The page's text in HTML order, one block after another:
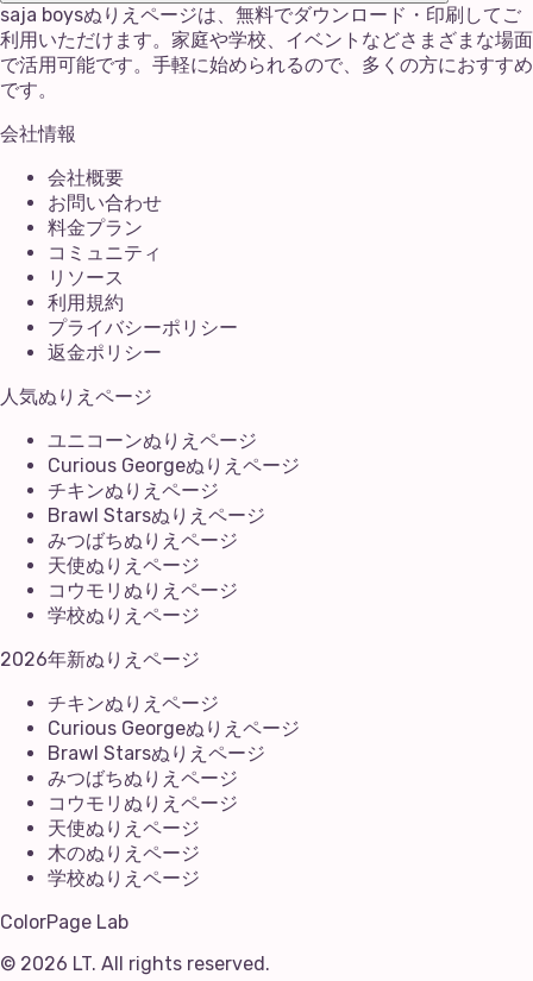
saja boysぬりえページは、無料でダウンロード・印刷してご
利用いただけます。家庭や学校、イベントなどさまざまな場面
で活用可能です。手軽に始められるので、多くの方におすすめ
です。
会社情報
会社概要
お問い合わせ
料金プラン
コミュニティ
リソース
利用規約
プライバシーポリシー
返金ポリシー
人気ぬりえページ
ユニコーンぬりえページ
Curious Georgeぬりえページ
チキンぬりえページ
Brawl Starsぬりえページ
みつばちぬりえページ
天使ぬりえページ
コウモリぬりえページ
学校ぬりえページ
2026年新ぬりえページ
チキンぬりえページ
Curious Georgeぬりえページ
Brawl Starsぬりえページ
みつばちぬりえページ
コウモリぬりえページ
天使ぬりえページ
木のぬりえページ
学校ぬりえページ
ColorPage Lab
© 2026 LT. All rights reserved.